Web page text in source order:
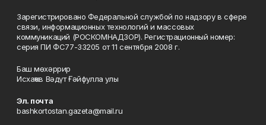
Зарегистрировано Федеральной службой по надзору в сфере
связи, информационных технологий и массовых
коммуникаций (РОСКОМНАДЗОР). Регистрационный номер:
серия ПИ ФС77-33205 от 11 сентября 2008 г.
Баш мөхәррир
Исхаҡов Вәдүт Ғәйфулла улы
Эл. почта
bashkortostan.gazeta@mail.ru